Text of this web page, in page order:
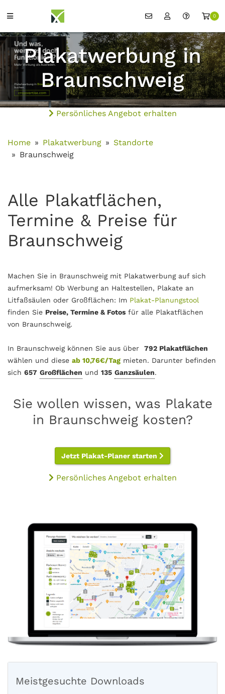
0
Plakatwerbung in
Braunschweig
Persönliches Angebot erhalten
Home Plakatwerbung
Standorte
Braunschweig
Alle Plakatflächen,
Termine & Preise für
Braunschweig
Machen Sie in Braunschweig mit Plakatwerbung auf sich
aufmerksam! Ob Werbung an Haltestellen, Plakate an
Litfaßsäulen oder Großflächen: Im Plakat-Planungstool
finden Sie Preise, Termine & Fotos für alle Plakatflächen
von Braunschweig.
In Braunschweig können Sie aus über 792 Plakatflächen
wählen und diese ab 10,76€/Tag mieten. Darunter befinden
sich 657 Großflächen und 135 Ganzsäulen.
Sie wollen wissen, was Plakate
in Braunschweig kosten?
Jetzt Plakat-Planer starten
Persönliches Angebot erhalten
Meistgesuchte Downloads